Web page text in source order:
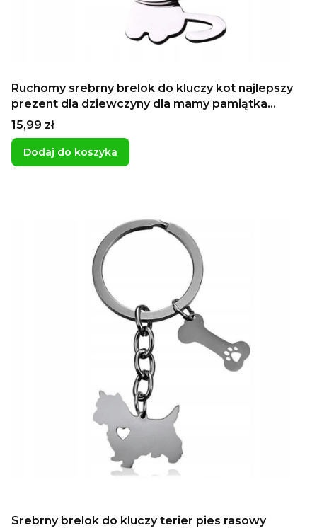
Ruchomy srebrny brelok do kluczy kot najlepszy
prezent dla dziewczyny dla mamy pamiątka
grawer imienia zawieszka z kotem
Cena
15,99 zł
Dodaj do koszyka
Srebrny brelok do kluczy terier pies rasowy